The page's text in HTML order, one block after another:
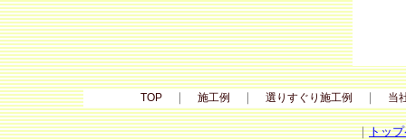
TOP｜ 施工例 ｜ 選りすぐり施工例 ｜ 当
｜トッ